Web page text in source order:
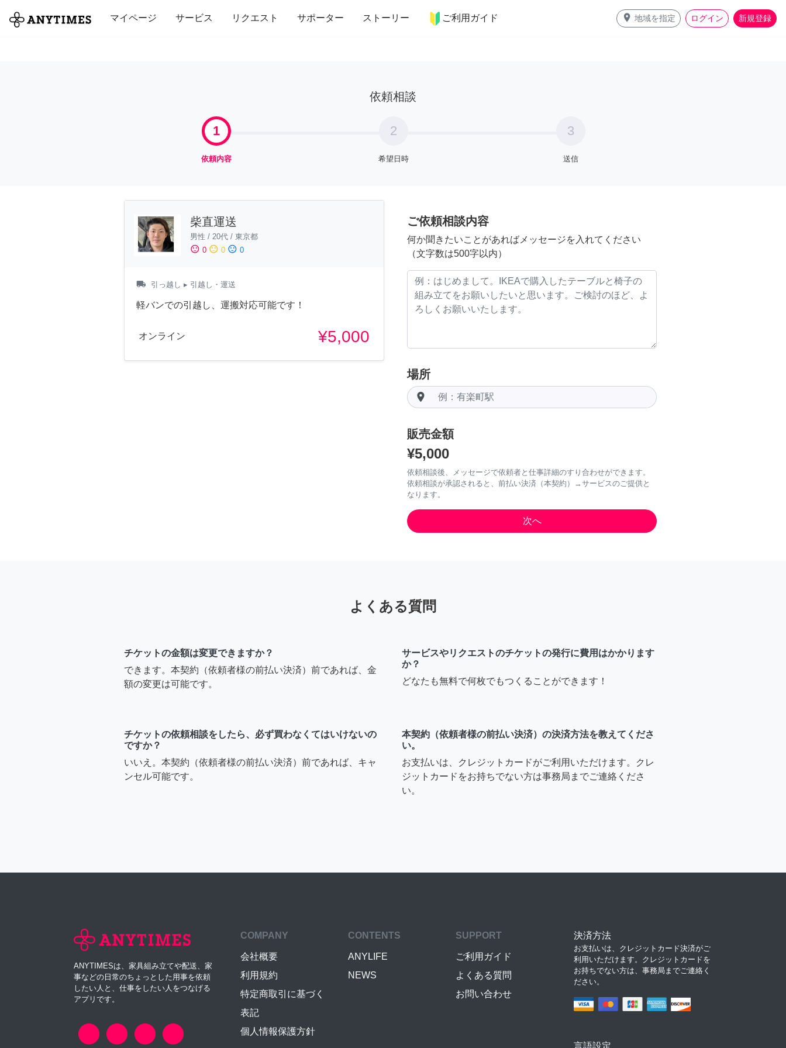
マイページ サービス リクエスト サポーター ストーリー ご利用ガイド place 地域を指定 ログイン 新規登録
全て 修理・組立 家事 引っ越し インテリア 趣味・習い事 ペット 料理
依頼相談
1
依頼内容
2
希望日時
3
送信
柴直運送
男性 / 20代 / 東京都
sentiment_satisfied 0 sentiment_neutral 0 sentiment_dissatisfied 0
local_shipping 引っ越し ▸ 引越し・運送
軽バンでの引越し、運搬対応可能です！
オンライン ¥5,000
ご依頼相談内容
何か聞きたいことがあればメッセージを入れてください
（文字数は500字以内）
場所
room
販売金額
¥5,000
依頼相談後、メッセージで依頼者と仕事詳細のすり合わせができます。
依頼相談が承認されると、前払い決済（本契約）→サービスのご提供と
なります。
よくある質問
チケットの金額は変更できますか？
できます。本契約（依頼者様の前払い決済）前であれば、金
額の変更は可能です。
サービスやリクエストのチケットの発行に費用はかかります
か？
どなたも無料で何枚でもつくることができます！
チケットの依頼相談をしたら、必ず買わなくてはいけないの
ですか？
いいえ。本契約（依頼者様の前払い決済）前であれば、キャ
ンセル可能です。
本契約（依頼者様の前払い決済）の決済方法を教えてくださ
い。
お支払いは、クレジットカードがご利用いただけます。クレ
ジットカードをお持ちでない方は事務局までご連絡くださ
い。
ANYTIMESは、家具組み立てや配送、家
事などの日常のちょっとした用事を依頼
したい人と、仕事をしたい人をつなげる
アプリです。
COMPANY
会社概要
利用規約
特定商取引に基づく
表記
個人情報保護方針
CONTENTS
ANYLIFE
NEWS
SUPPORT
ご利用ガイド
よくある質問
お問い合わせ
決済方法
お支払いは、クレジットカード決済がご
利用いただけます。クレジットカードを
お持ちでない方は、事務局までご連絡く
ださい。
言語設定